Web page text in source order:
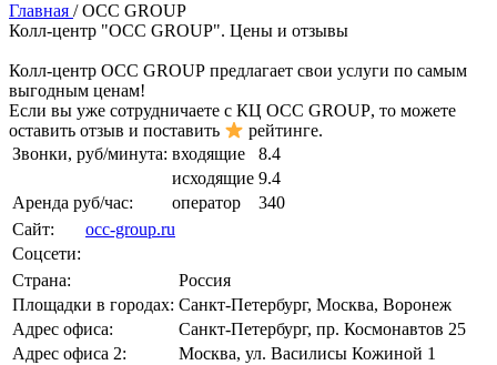
Главная / OCC GROUP
Колл-центр "OCC GROUP". Цены и отзывы
Колл-центр OCC GROUP предлагает свои услуги по самым
выгодным ценам!
Если вы уже сотрудничаете с КЦ OCC GROUP, то можете
оставить отзыв и поставить
рейтинге.
Звонки, руб/минута: входящие
8.4
исходящие 9.4
Аренда руб/час:
оператор
340
Сайт:
occ-group.ru
Соцсети:
Страна:
Россия
Площадки в городах: Санкт-Петербург, Москва, Воронеж
Адрес офиса:
Санкт-Петербург, пр. Космонавтов 25
Адрес офиса 2:
Москва, ул. Василисы Кожиной 1